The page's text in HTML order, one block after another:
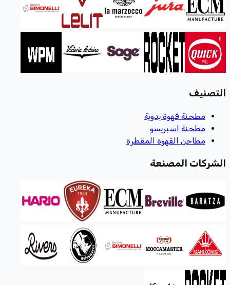
التصنيف
مطحنة قهوة يدوية
مطحنة اسبريسو
مطاحن القهوة المقطرة
الشركات المصنعة